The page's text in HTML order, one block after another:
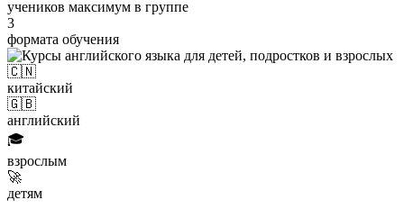
учеников максимум в группе
3
формата обучения
🇨🇳
китайский
🇬🇧
английский
🎓
взрослым
🚀
детям